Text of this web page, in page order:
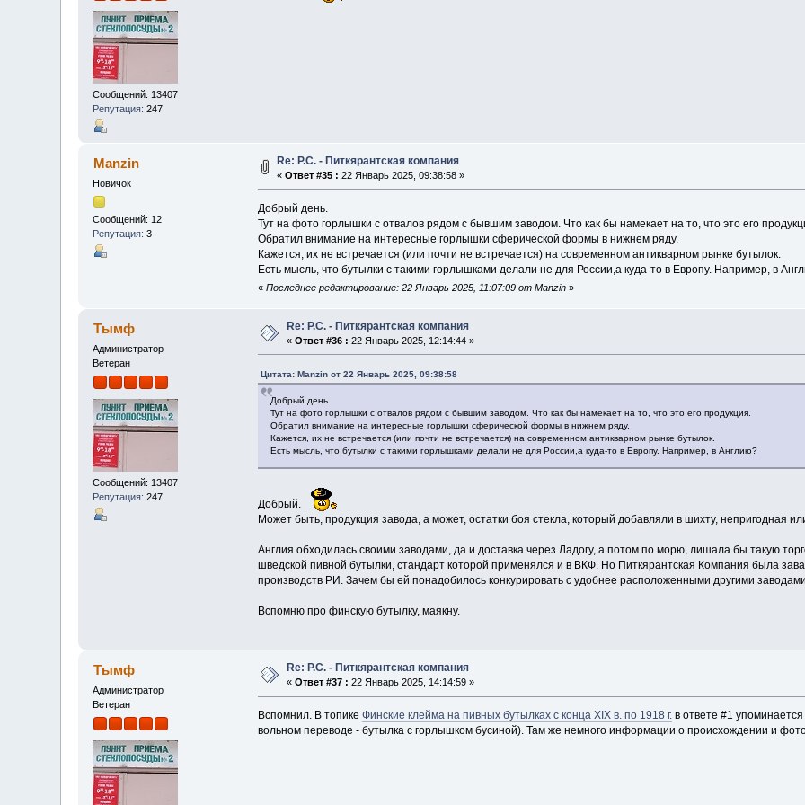
Сообщений: 13407
Репутация: 247
Manzin
Новичок
Сообщений: 12
Репутация: 3
Re: Р.С. - Питкярантская компания
«Ответ #35 : 22 Январь 2025, 09:38:58 »
Добрый день.
Тут на фото горлышки с отвалов рядом с бывшим заводом. Что как бы намекает на то, что это его
Обратил внимание на интересные горлышки сферической формы в нижнем ряду.
Кажется, их не встречается (или почти не встречается) на современном антикварном рынке бутылок.
Есть мысль, что бутылки с такими горлышками делали не для России,а куда-то в Европу. Например, в
« Последнее редактирование: 22 Январь 2025, 11:07:09 от Manzin»
Тымф
Администратор
Ветеран
Сообщений: 13407
Репутация: 247
Re: Р.С. - Питкярантская компания
«Ответ #36 : 22 Январь 2025, 12:14:44 »
Цитата: Manzin от 22 Январь 2025, 09:38:58
Добрый день.
Тут на фото горлышки с отвалов рядом с бывшим заводом. Что как бы намекает на то, что это его продукция.
Обратил внимание на интересные горлышки сферической формы в нижнем ряду.
Кажется, их не встречается (или почти не встречается) на современном антикварном рынке бутылок.
Есть мысль, что бутылки с такими горлышками делали не для России,а куда-то в Европу. Например, в Англию?
Добрый.
Может быть, продукция завода, а может, остатки боя стекла, который добавляли в шихту, непригодная
Англия обходилась своими заводами, да и доставка через Ладогу, а потом по морю, лишала бы такую
шведской пивной бутылки, стандарт которой применялся и в ВКФ. Но Питкярантская Компания была
производств РИ. Зачем бы ей понадобилось конкурировать с удобнее расположенными другими
Вспомню про финскую бутылку, маякну.
Тымф
Администратор
Ветеран
Re: Р.С. - Питкярантская компания
«Ответ #37 : 22 Январь 2025, 14:14:59 »
Вспомнил. В топике Финские клейма на пивных бутылках с конца XIX в. по 1918 г.в ответе #1
вольном переводе - бутылка с горлышком бусиной). Там же немного информации о происхождении и